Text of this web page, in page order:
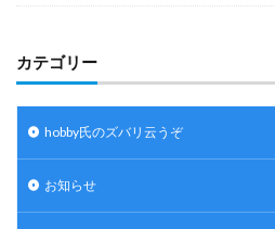
カテゴリー
hobby氏のズバリ云うぞ
お知らせ